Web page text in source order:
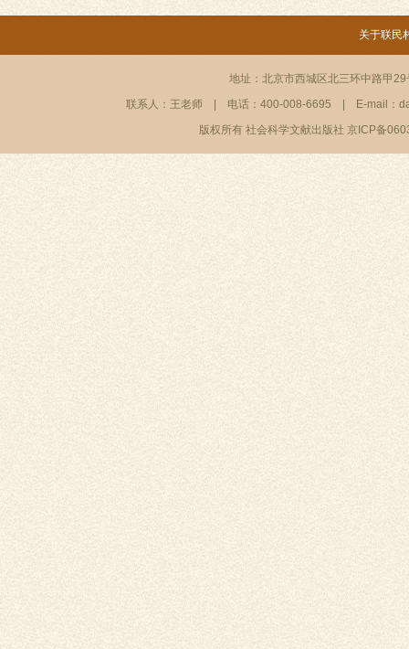
关于联民
地址：北京市西城区北三环中路甲
联系人：王老师
电话：400-008-6695
E-mail：
版权所有 社会科学文献出版社 京ICP备